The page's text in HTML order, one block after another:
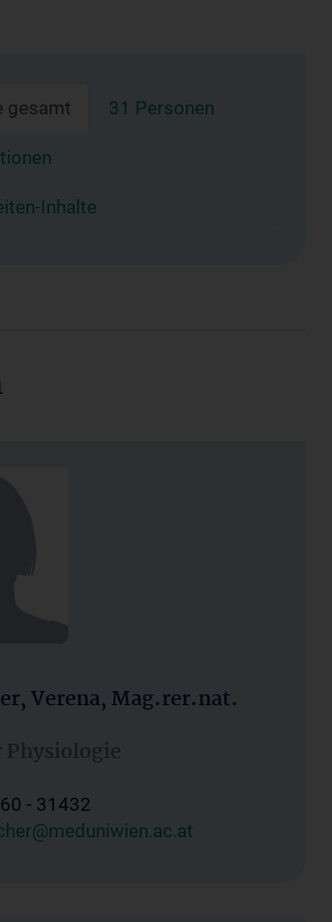
gesamt 31 Personen
Inhalte
Verena, Mag.rer.nat.
- 31432